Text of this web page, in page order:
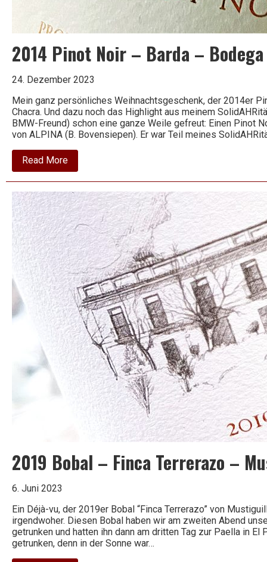
2014 Pinot Noir – Barda –
24. Dezember 2023
Mein ganz persönliches Weihnachtsgeschenk, der 2014er
Chacra. Und dazu noch das Highlight aus meinem
BMW-Freund) schon eine ganze Weile gefreut: Einen Pinot
von ALPINA (B. Bovensiepen). Er war Teil meines
Read Moreabout
2014
Pinot
–
Barda
–
Bodega
Chacra
2019 Bobal – Finca Terrerazo –
6. Juni 2023
Ein Déjà-vu, der 2019er Bobal “Finca Terrerazo” von
irgendwoher. Diesen Bobal haben wir am zweiten Abend
getrunken und hatten ihn dann am dritten Tag zur Paella in
getrunken, denn in der Sonne war…